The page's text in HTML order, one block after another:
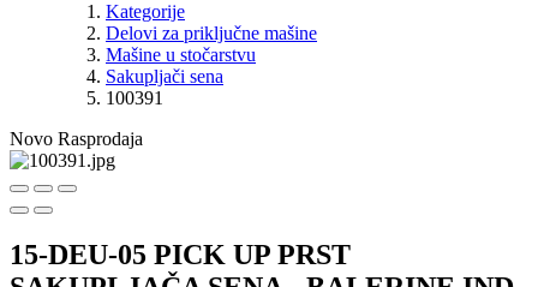
Kategorije
Delovi za priključne mašine
Mašine u stočarstvu
Sakupljači sena
100391
Novo Rasprodaja
15-DEU-05 PICK UP PRST